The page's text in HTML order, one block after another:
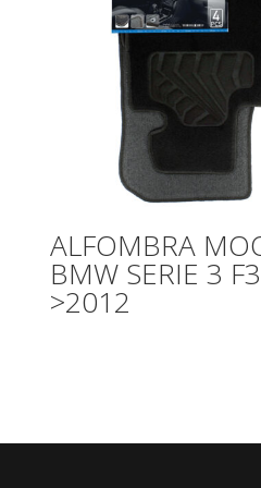
ALFOMBRA
BMW SERIE 3
>2012